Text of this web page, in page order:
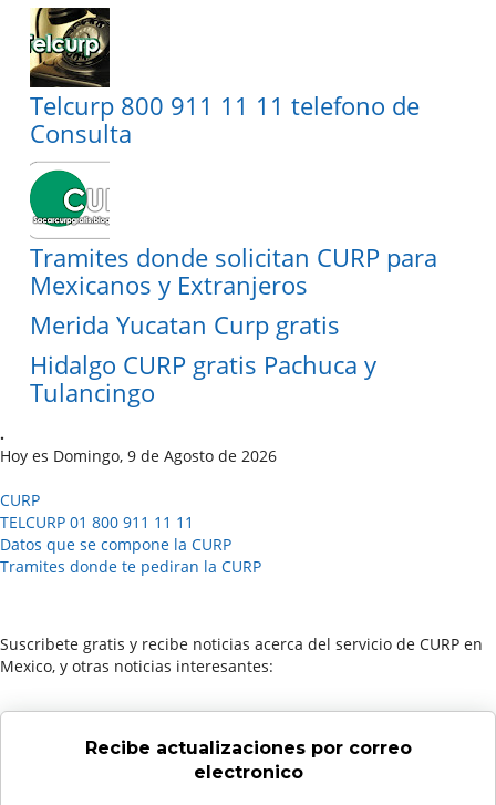
Telcurp 800 911 11 11 telefono de
Consulta
Tramites donde solicitan CURP para
Mexicanos y Extranjeros
Merida Yucatan Curp gratis
Hidalgo CURP gratis Pachuca y
Tulancingo
.
Hoy es Domingo, 9 de Agosto de 2026
CURP
TELCURP 01 800 911 11 11
Datos que se compone la CURP
Tramites donde te pediran la CURP
Suscribete gratis y recibe noticias acerca del servicio de CURP en
Mexico, y otras noticias interesantes:
Recibe actualizaciones por correo
electronico